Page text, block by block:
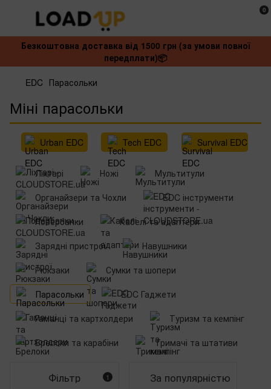
0
Безкоштовна доставка від 1500 грн (за умови повної
передплати)📦
EDC Парасольки
Міні парасольки
Urban EDC Tech EDC Survival EDC
Ліхтарі Ножі
Мультитули
Органайзери та Чохли
EDC інструменти
Повербанки
Кабелі та адаптери
Зарядні пристрої
Навушники‌
Рюкзаки
Сумки та шопери
Парасольки
EDC Гаджети
Гаманці та картхолдери
Туризм та кемпінг
Брелоки та карабіни
Тримачі та штативи
Фільтр 1 За популярністю